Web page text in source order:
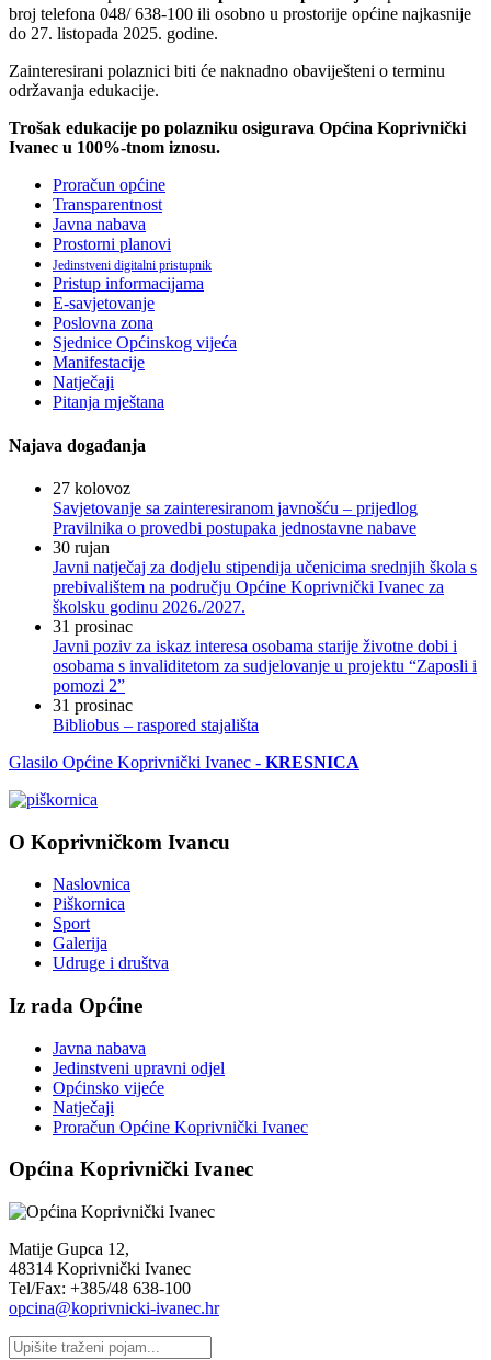
broj telefona 048/ 638-100 ili osobno u prostorije općine najkasnije
do 27. listopada 2025. godine.
Zainteresirani polaznici biti će naknadno obaviješteni o terminu
održavanja edukacije.
Trošak edukacije po polazniku osigurava Općina Koprivnički
Ivanec u 100%-tnom iznosu.
Proračun općine
Transparentnost
Javna nabava
Prostorni planovi
Jedinstveni digitalni pristupnik
Pristup informacijama
E-savjetovanje
Poslovna zona
Sjednice Općinskog vijeća
Manifestacije
Natječaji
Pitanja mještana
Najava događanja
27 kolovoz
Savjetovanje sa zainteresiranom javnošću – prijedlog
Pravilnika o provedbi postupaka jednostavne nabave
30 rujan
Javni natječaj za dodjelu stipendija učenicima srednjih škola s
prebivalištem na području Općine Koprivnički Ivanec za
školsku godinu 2026./2027.
31 prosinac
Javni poziv za iskaz interesa osobama starije životne dobi i
osobama s invaliditetom za sudjelovanje u projektu “Zaposli i
pomozi 2”
31 prosinac
Bibliobus – raspored stajališta
Glasilo Općine Koprivnički Ivanec - KRESNICA
O Koprivničkom Ivancu
Naslovnica
Piškornica
Sport
Galerija
Udruge i društva
Iz rada Općine
Javna nabava
Jedinstveni upravni odjel
Općinsko vijeće
Natječaji
Proračun Općine Koprivnički Ivanec
Općina Koprivnički Ivanec
Matije Gupca 12,
48314 Koprivnički Ivanec
Tel/Fax: +385/48 638-100
opcina@koprivnicki-ivanec.hr